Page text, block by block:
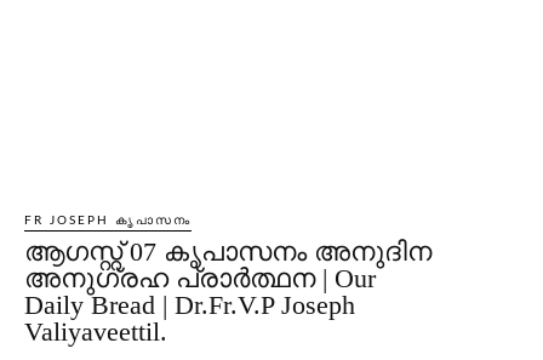
FR JOSEPH കൃപാസനം
ആഗസ്റ്റ് 07 കൃപാസനം അനുദിന
അനുഗ്രഹ പ്രാർത്ഥന | Our
Daily Bread | Dr.Fr.V.P Joseph
Valiyaveettil.